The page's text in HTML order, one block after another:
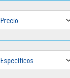
Precio
Específicos